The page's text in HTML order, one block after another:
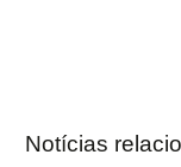
Notícias